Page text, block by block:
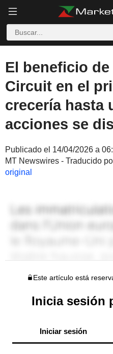
El beneficio
Circuit en el
crecería hasta
acciones se
Publicado el 14/04/2026 a
MT Newswires - Traducido
original
Este artículo está
Inicia sesión
Iniciar sesión